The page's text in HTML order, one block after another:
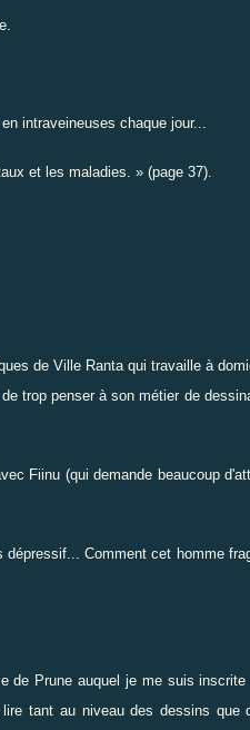
intraveineuses chaque jour...
et les maladies. » (page 37).
de Ville Ranta qui travaille à
trop penser à son métier de
Fiinu (qui demande beaucoup
Comment cet homme
de Prune auquel je me suis inscrite
tant au niveau des dessins que